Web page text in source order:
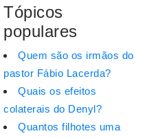
Tópicos
populares
Quem são os irmãos do
pastor Fábio Lacerda?
Quais os efeitos
colaterais do Denyl?
Quantos filhotes uma